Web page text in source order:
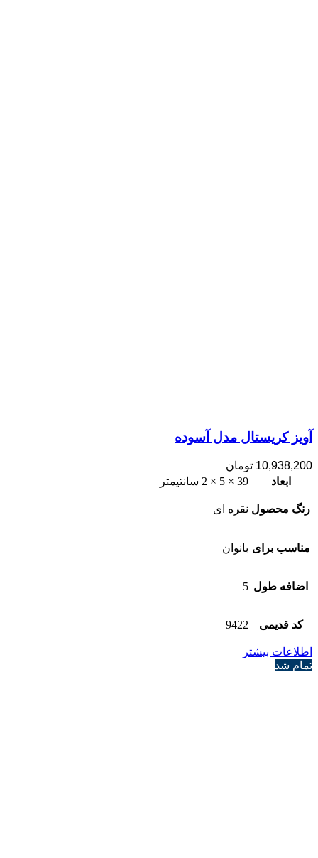
آویز کریستال مدل آسوده
10,938,200 تومان
ابعاد
39 × 5 × 2 سانتیمتر
رنگ محصول نقره ای
مناسب برای بانوان
اضافه طول 5
کد قدیمی 9422
اطلاعات بیشتر
تمام شد